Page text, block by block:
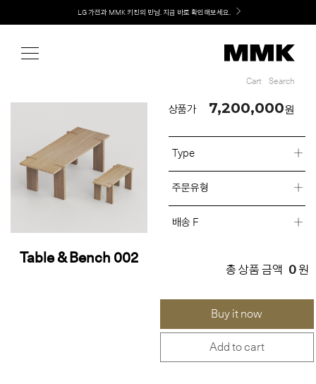
LG 가전과 MMK 키친의 만남. 지금 바로 확인해보세요.
Cart Search
Table & Bench 002
상품가 7,200,000원
Type
주문유형
배송 F
총 상품 금액 0 원
Buy it now
Add to cart